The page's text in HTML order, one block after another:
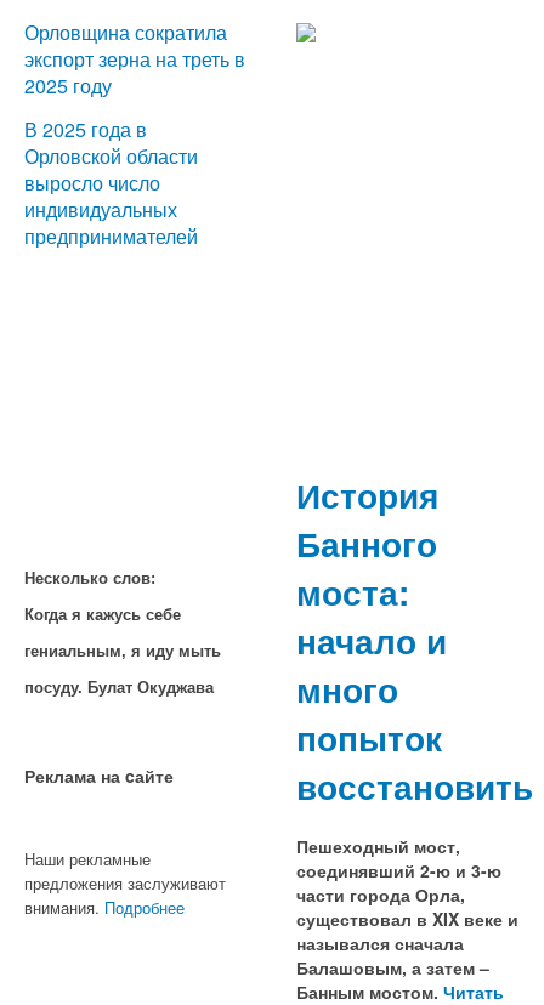
Орловщина сократила
экспорт зерна на треть в
2025 году
В 2025 года в
Орловской области
выросло число
индивидуальных
предпринимателей
Несколько слов:
Когда я кажусь себе
гениальным, я иду мыть
посуду. Булат Окуджава
Реклама на cайте
Наши рекламные
предложения заслуживают
внимания. Подробнее
История
Банного
моста:
начало и
много
попыток
восстановить
Пешеходный мост,
соединявший 2-ю и 3-ю
части города Орла,
существовал в XIX веке и
назывался сначала
Балашовым, а затем –
Банным мостом. Читать